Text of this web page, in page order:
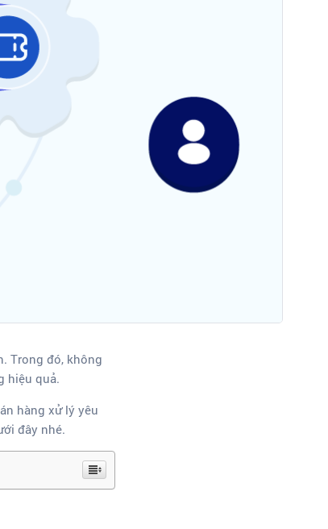
Trong đó, không
hiệu quả.
hàng xử lý yêu
đây nhé.